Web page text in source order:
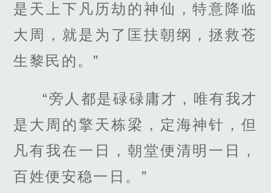
是天上下凡历劫的神仙，特意降临
大周，就是为了匡扶朝纲，拯救苍
生黎民的。”
“旁人都是碌碌庸才，唯有我才
是大周的擎天栋梁，定海神针，但
凡有我在一日，朝堂便清明一日，
百姓便安稳一日。”